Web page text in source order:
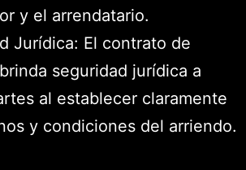
y el arrendatario.
Jurídica: El contrato de
seguridad jurídica a
al establecer claramente
y condiciones del arriendo.